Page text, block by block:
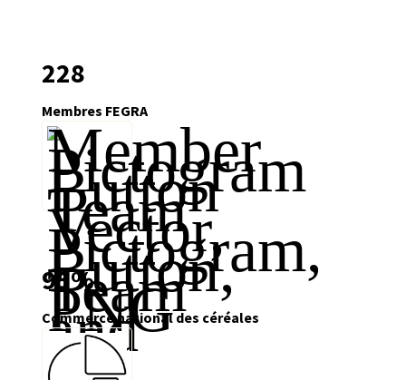
228
Membres FEGRA
95%
Commerce national des céréales